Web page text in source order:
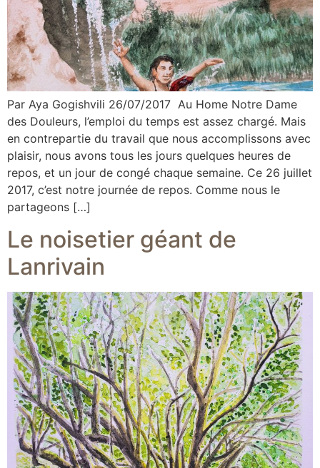
Par Aya Gogishvili 26/07/2017 Au Home Notre Dame
des Douleurs, l’emploi du temps est assez chargé. Mais
en contrepartie du travail que nous accomplissons avec
plaisir, nous avons tous les jours quelques heures de
repos, et un jour de congé chaque semaine. Ce 26 juillet
2017, c’est notre journée de repos. Comme nous le
partageons […]
Le noisetier géant de
Lanrivain